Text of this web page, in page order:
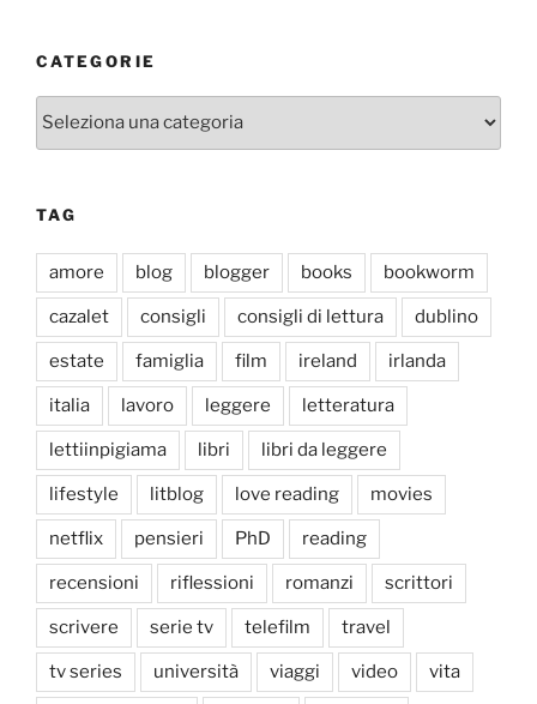
CATEGORIE
Categorie
TAG
amore blog blogger books bookworm
cazalet consigli consigli di lettura dublino
estate famiglia film ireland irlanda
italia lavoro leggere letteratura
lettiinpigiama libri libri da leggere
lifestyle litblog love reading movies
netflix pensieri PhD reading
recensioni riflessioni romanzi scrittori
scrivere serie tv telefilm travel
tv series università viaggi video vita